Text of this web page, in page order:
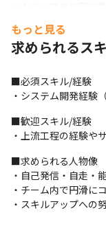
その価格優位性や操
ソリューションとし
当サービス国内唯一
経営シナリオに必要
■この仕事の面白み
スキルを身に着けるこ
・現在は約6割がお
社開発の案件をさら
・自社開発の案件は
もっと見る
求められるス
■必須スキル/経験
・システム開発経験
■歓迎スキル/経験
・上流工程の経験や
■求められる人物像
・自己発信・自走・
・チーム内で円滑に
・スキルアップへの